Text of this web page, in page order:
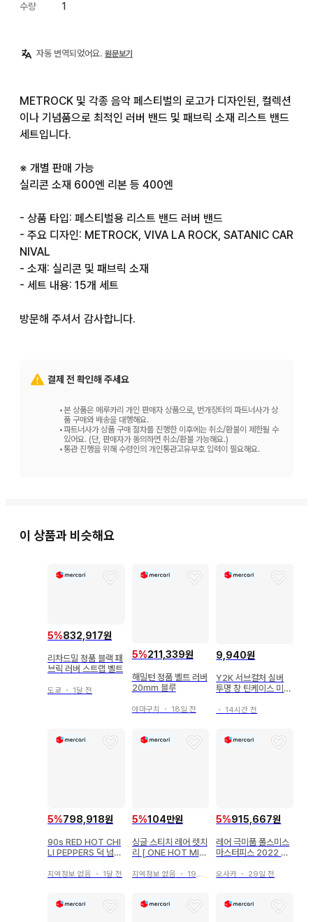
수량
1
자동 번역되었어요. 원문보기
METROCK 및 각종 음악 페스티벌의 로고가 디자인된, 컬렉션
이나 기념품으로 최적인 러버 밴드 및 패브릭 소재 리스트 밴드
세트입니다.
※ 개별 판매 가능
실리콘 소재 600엔 리본 등 400엔
- 상품 타입: 페스티벌용 리스트 밴드 러버 밴드
- 주요 디자인: METROCK, VIVA LA ROCK, SATANIC CAR
NIVAL
- 소재: 실리콘 및 패브릭 소재
- 세트 내용: 15개 세트
방문해 주셔서 감사합니다.
결제 전 확인해 주세요
•본 상품은 메루카리 개인 판매자 상품으로, 번개장터의 파트너사가 상
품 구매와 배송을 대행해요.
•파트너사가 상품 구매 절차를 진행한 이후에는 취소/환불이 제한될 수
있어요. (단, 판매자가 동의하면 취소/환불 가능해요.)
•통관 진행을 위해 수령인의 개인통관고유부호 입력이 필요해요.
이 상품과 비슷해요
5%832,917원
리차드밀 정품 블랙 패
브릭 러버 스트랩 벨트
도쿄 ・ 1달 전
5%211,339원
해밀턴 정품 벨트 러버
20mm 블루
야마구치 ・ 18일 전
9,940원
Y2K 서브컬처 실버
투명 창 틴케이스 미니
・ 14시간 전
5%798,918원
90s RED HOT CHI
LI PEPPERS 덕 넘버
지역정보 없음 ・ 1달 전
5%104만원
싱글 스티치 레어 렛치
리 [ ONE HOT MIN
지역정보 없음 ・ 19일 전
5%915,667원
레어 극미품 폴스미스
마스터피스 2022 남
시계
오사카 ・ 29일 전